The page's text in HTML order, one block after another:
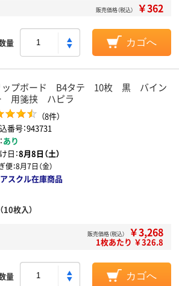
販売価格（税込） ￥362
量 カゴへ
ップボード B4タテ 10枚 黒 バイン
用箋挟 ハピラ
（8件）
番号：943731
あり
日：8月8日（土）
便：8月7日（金）
アスクル在庫商品
10枚入）
販売価格（税込） ￥3,268
1枚あたり ￥326.8
量 カゴへ